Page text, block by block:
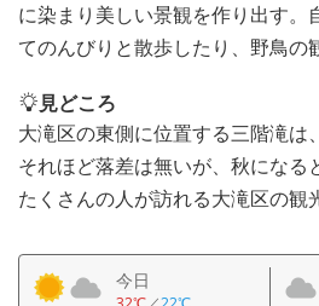
に染まり美しい景観を作り出す。
てのんびりと散歩したり、野鳥の
見どころ
大滝区の東側に位置する三階滝は
それほど落差は無いが、秋になる
たくさんの人が訪れる大滝区の観
今日